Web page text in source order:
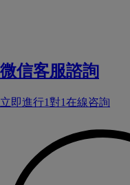
微信客服諮詢
立即進行1對1在線咨詢